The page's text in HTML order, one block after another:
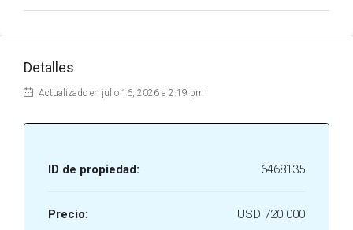
Detalles
Actualizado en julio 16, 2026 a 2:19 pm
ID de propiedad: 6468135
Precio: USD 720.000